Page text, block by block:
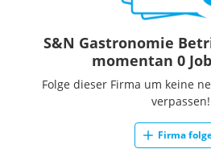
S&N Gastronomie
momentan 0
Folge dieser Firma um keine
verpassen!
Firma